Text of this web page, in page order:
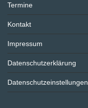
Termine
Kontakt
Impressum
Datenschutzerklärung
Datenschutzeinstellungen